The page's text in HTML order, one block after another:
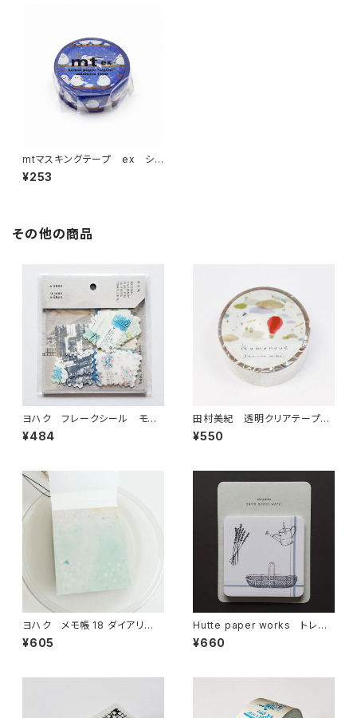
mtマスキングテープ ex シマ
エナガ・冬
¥253
その他の商品
ヨハク フレークシール モノ
ローグ F-013
¥484
田村美紀 透明クリアテープ
Kumonoue 雲の上
¥550
ヨハク メモ帳 18 ダイアリ
ー M-114
¥605
Hutte paper works トレペ
と普通紙の合わせ付箋 ラベン
ダー カゴ ジョウロ HPSM
¥660